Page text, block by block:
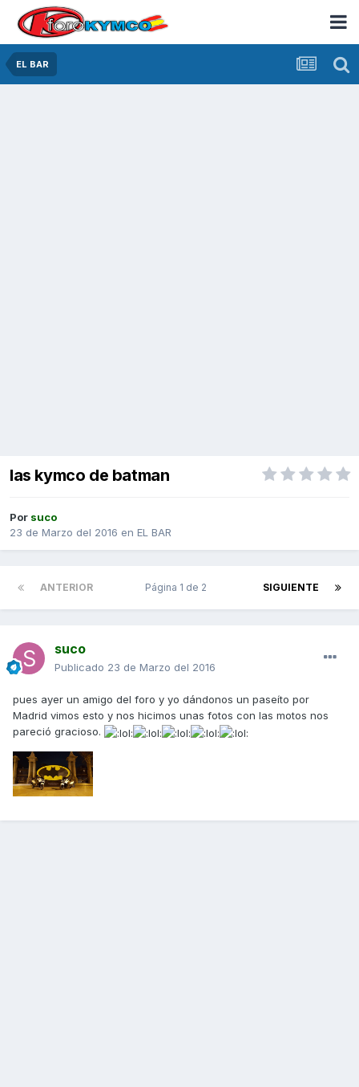
EL BAR
las kymco de batman
Por suco
23 de Marzo del 2016 en EL BAR
ANTERIOR SIGUIENTE
Página 1 de 2
suco
Publicado 23 de Marzo del 2016
pues ayer un amigo del foro y yo dándonos un paseíto por
Madrid vimos esto y nos hicimos unas fotos con las motos nos
pareció gracioso.